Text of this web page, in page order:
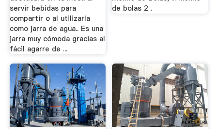
servir bebidas para
compartir o al utilizarla
como jarra de agua.. Es una
jarra muy cómoda gracias al
fácil agarre de ...
de bolas 2 .